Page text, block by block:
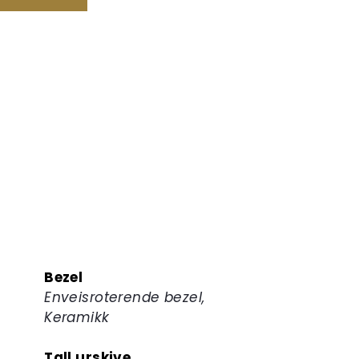
Bezel
Enveisroterende bezel,
Keramikk